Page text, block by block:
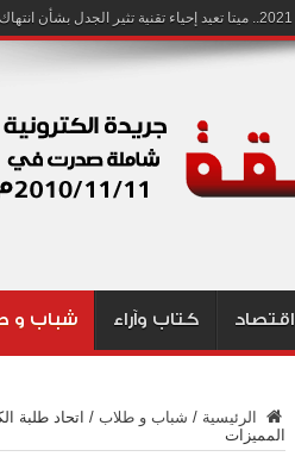
اقتصاد كتاب وآراء شباب و
الرئيسية / شباب و طلاب / اتحاد طلبة
المميزات